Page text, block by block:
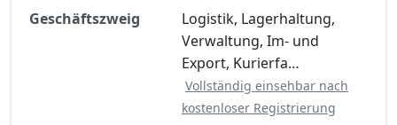
Geschäftszweig
Logistik, Lagerhaltung,
Verwaltung, Im- und
Export, Kurierfa…
Vollständig einsehbar nach
kostenloser Registrierung